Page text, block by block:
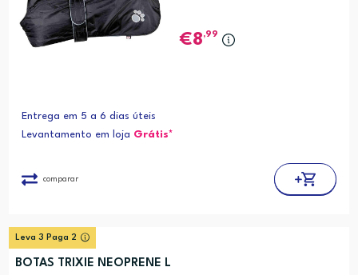
8,99
Entrega em 5 a 6 dias úteis
Levantamento em loja Grátis*
comparar
Leva 3 Paga 2
BOTAS TRIXIE NEOPRENE L